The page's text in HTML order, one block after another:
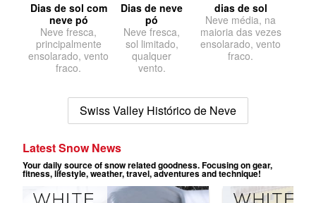
Dias de sol com
neve pó
Neve fresca,
principalmente
ensolarado, vento
fraco.
Dias de neve
pó
Neve fresca,
sol limitado,
qualquer
vento.
dias de sol
Neve média, na
maioria das vezes
ensolarado, vento
fraco.
Swiss Valley Histórico de Neve